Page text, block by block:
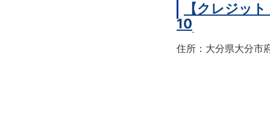
【クレジッ
10
住所：大分県大分市